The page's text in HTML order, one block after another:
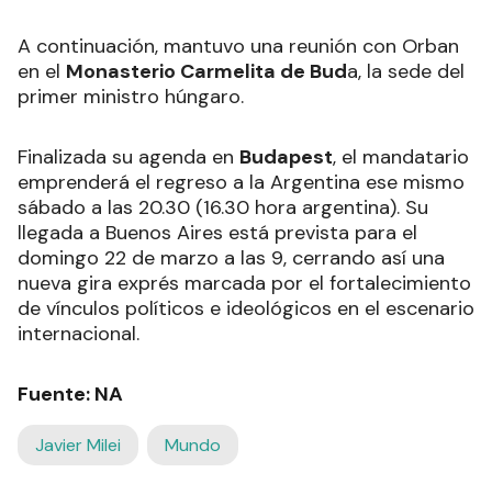
A continuación, mantuvo una reunión con Orban
en el Monasterio Carmelita de Buda, la sede del
primer ministro húngaro.
Finalizada su agenda en Budapest, el mandatario
emprenderá el regreso a la Argentina ese mismo
sábado a las 20.30 (16.30 hora argentina). Su
llegada a Buenos Aires está prevista para el
domingo 22 de marzo a las 9, cerrando así una
nueva gira exprés marcada por el fortalecimiento
de vínculos políticos e ideológicos en el escenario
internacional.
Fuente: NA
Javier Milei Mundo